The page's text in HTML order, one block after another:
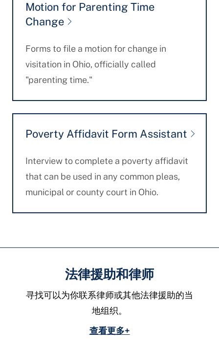
Motion for Parenting Time
Change
Forms to file a motion for change in
visitation in Ohio, officially called
"parenting time."
Poverty Affidavit Form Assistant
Interview to complete a poverty affidavit
that can be used in any common pleas,
municipal or county court in Ohio.
法律援助和律师
寻找可以为你联系律师或其他法律援助的当
地组织。
查看更多+